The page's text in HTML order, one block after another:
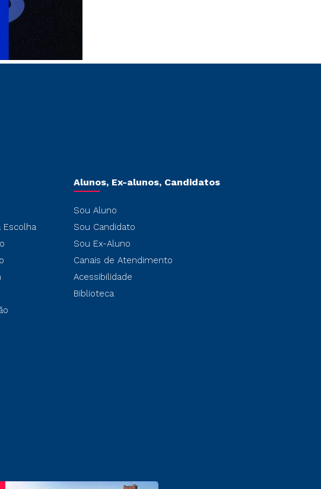
Escolha
Alunos, Ex-alunos, Candidatos
Sou Aluno
Sou Candidato
Sou Ex-Aluno
Canais de Atendimento
Acessibilidade
Biblioteca